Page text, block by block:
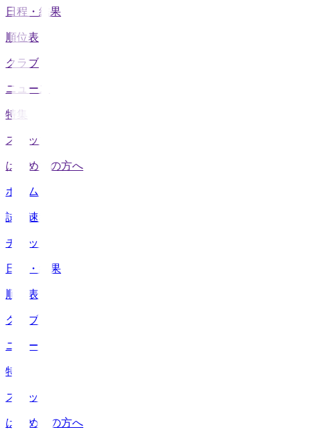
日程・結果
順位表
クラブ
ニュース
特集
スタッツ
はじめての方へ
ホーム
試合速報
チケット
日程・結果
順位表
クラブ
ニュース
特集
スタッツ
はじめての方へ